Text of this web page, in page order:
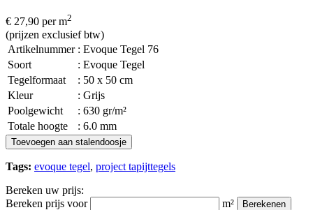
€ 27,90 per m2
(prijzen exclusief btw)
Artikelnummer : Evoque Tegel 76
Soort
: Evoque Tegel
Tegelformaat
: 50 x 50 cm
Kleur
: Grijs
Poolgewicht
: 630 gr/m²
Totale hoogte
: 6.0 mm
Toevoegen aan stalendoosje
Tags: evoque tegel, project tapijttegels
Bereken uw prijs:
Bereken prijs voor
m² Berekenen